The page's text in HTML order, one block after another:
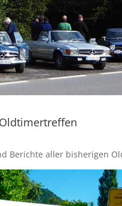
Berichte aller bisherigen